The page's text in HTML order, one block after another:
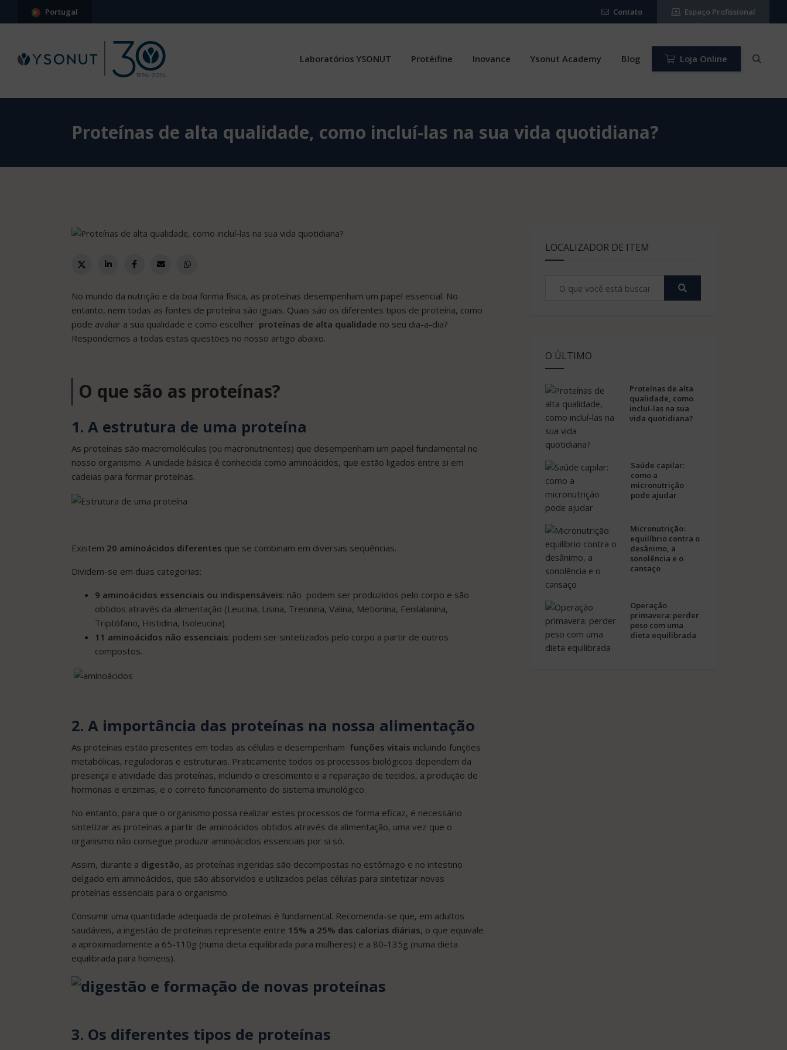
Portugal Contato Espaço Profissional
Laboratórios YSONUT Protéifine Inovance Ysonut Academy Blog Loja Online
Proteínas de alta qualidade, como incluí-las na sua vida quotidiana?
No mundo da nutrição e da boa forma física, as proteínas desempenham um papel essencial. No
entanto, nem todas as fontes de proteína são iguais. Quais são os diferentes tipos de proteína, como
pode avaliar a sua qualidade e como escolher proteínas de alta qualidade no seu dia-a-dia?
Respondemos a todas estas questões no nosso artigo abaixo.
O que são as proteínas?
1. A estrutura de uma proteína
As proteínas são macromoléculas (ou macronutrientes) que desempenham um papel fundamental no
nosso organismo. A unidade básica é conhecida como aminoácidos, que estão ligados entre si em
cadeias para formar proteínas.
Existem 20 aminoácidos diferentes que se combinam em diversas sequências.
Dividem-se em duas categorias:
9 aminoácidos essenciais ou indispensáveis: não podem ser produzidos pelo corpo e são
obtidos através da alimentação (Leucina, Lisina, Treonina, Valina, Metionina, Fenilalanina,
Triptófano, Histidina, Isoleucina).
11 aminoácidos não essenciais: podem ser sintetizados pelo corpo a partir de outros
compostos.
2. A importância das proteínas na nossa alimentação
As proteínas estão presentes em todas as células e desempenham funções vitais incluindo funções
metabólicas, reguladoras e estruturais. Praticamente todos os processos biológicos dependem da
presença e atividade das proteínas, incluindo o crescimento e a reparação de tecidos, a produção de
hormonas e enzimas, e o correto funcionamento do sistema imunológico.
No entanto, para que o organismo possa realizar estes processos de forma eficaz, é necessário
sintetizar as proteínas a partir de aminoácidos obtidos através da alimentação, uma vez que o
organismo não consegue produzir aminoácidos essenciais por si só.
Assim, durante a digestão, as proteínas ingeridas são decompostas no estômago e no intestino
delgado em aminoácidos, que são absorvidos e utilizados pelas células para sintetizar novas
proteínas essenciais para o organismo.
Consumir uma quantidade adequada de proteínas é fundamental. Recomenda-se que, em adultos
saudáveis, a ingestão de proteínas represente entre 15% a 25% das calorias diárias, o que equivale
a aproximadamente a 65-110g (numa dieta equilibrada para mulheres) e a 80-135g (numa dieta
equilibrada para homens).
3. Os diferentes tipos de proteínas
LOCALIZADOR DE ITEM
O ÚLTIMO
Proteínas de alta
qualidade, como
incluí-las na sua
vida quotidiana?
Saúde capilar:
como a
micronutrição
pode ajudar
Micronutrição:
equilíbrio contra o
desânimo, a
sonolência e o
cansaço
Operação
primavera: perder
peso com uma
dieta equilibrada